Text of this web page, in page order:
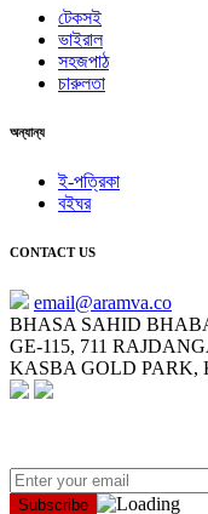
টেকসই
ভাইরাল
সহজপাঠ
চারুলতা
অন্যান্য
ই-পত্রিকা
বইঘর
CONTACT US
email@aramva.co
BHASA SAHID
GE-115, 711
KASBA GOLD PARK,